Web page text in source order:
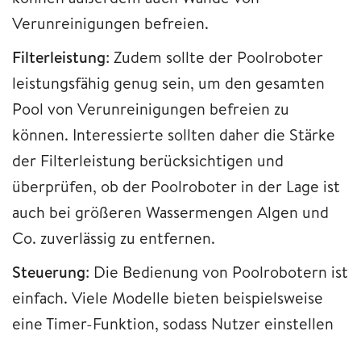
Verunreinigungen befreien.
Filterleistung: Zudem sollte der Poolroboter
leistungsfähig genug sein, um den gesamten
Pool von Verunreinigungen befreien zu
können. Interessierte sollten daher die Stärke
der Filterleistung berücksichtigen und
überprüfen, ob der Poolroboter in der Lage ist
auch bei größeren Wassermengen Algen und
Co. zuverlässig zu entfernen.
Steuerung: Die Bedienung von Poolrobotern ist
einfach. Viele Modelle bieten beispielsweise
eine Timer-Funktion, sodass Nutzer einstellen